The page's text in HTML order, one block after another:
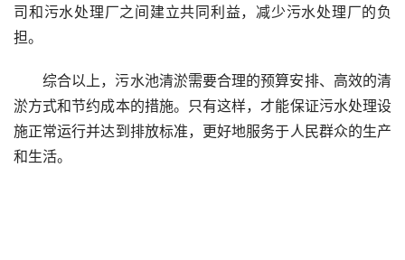
司和污水处理厂之间建立共同利益，减少污水处理厂的负
担。
综合以上，污水池清淤需要合理的预算安排、高效的清
淤方式和节约成本的措施。只有这样，才能保证污水处理设
施正常运行并达到排放标准，更好地服务于人民群众的生产
和生活。